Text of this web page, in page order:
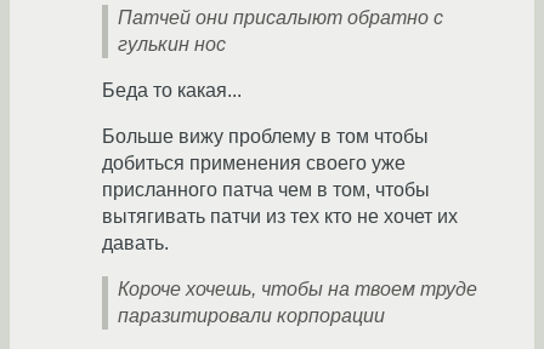
Патчей они присалыют обратно с
гулькин нос
Беда то какая...
Больше вижу проблему в том чтобы
добиться применения своего уже
присланного патча чем в том, чтобы
вытягивать патчи из тех кто не хочет их
давать.
Короче хочешь, чтобы на твоем труде
паразитировали корпорации